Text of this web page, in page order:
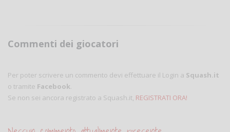
Commenti dei giocatori
Per poter scrivere un commento devi effettuare il Login a Squash.it
o tramite Facebook.
Se non sei ancora registrato a Squash.it, REGISTRATI ORA!